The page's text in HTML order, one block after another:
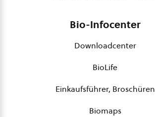
Bio-Infocenter
Downloadcenter
BioLife
Einkaufsführer, Broschüren
Biomaps